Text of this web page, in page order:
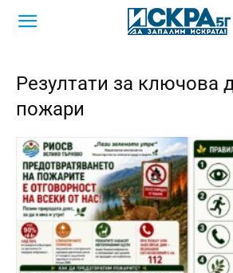
Резултати за ключова
пожари